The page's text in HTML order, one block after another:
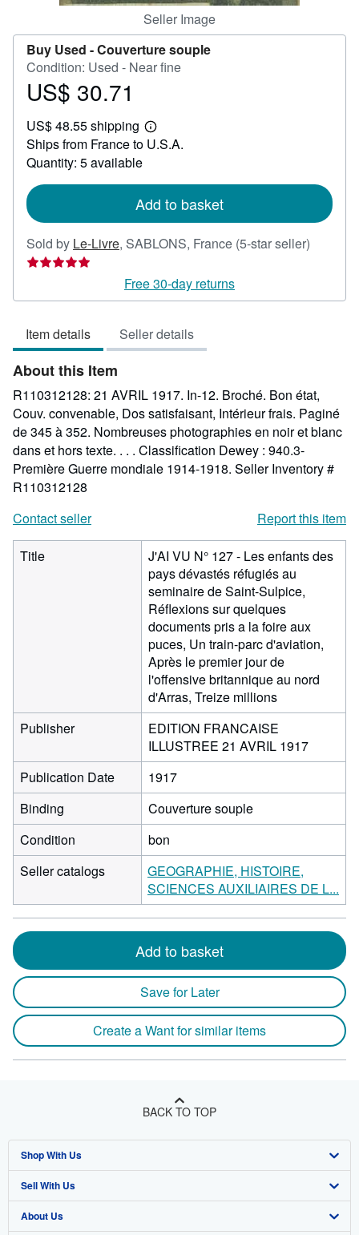
Seller Image
Buy Used -Couverture souple
Condition: Used - Near fine
Price
30.71
US$ 30.71
US$ 48.55 shipping
Learn
more
Ships from France to U.S.A.
Quantity: 5 available
Add to basket
Sold by Le-Livre, SABLONS, France (5-star seller)
out
Free 30-day returns
Item details Seller details
About this Item
R110312128: 21 AVRIL 1917. In-12. Broché. Bon état,
Couv. convenable, Dos satisfaisant, Intérieur frais. Paginé
de 345 à 352. Nombreuses photographies en noir et blanc
dans et hors texte. . . . Classification Dewey : 940.3-
Première Guerre mondiale 1914-1918. Seller Inventory #
R110312128
Contact seller
Report this item
Title
J'AI VU N° 127 - Les enfants des
pays dévastés réfugiés au
seminaire de Saint-Sulpice,
Réflexions sur quelques
documents pris a la foire aux
puces, Un train-parc d'aviation,
Après le premier jour de
l'offensive britannique au nord
d'Arras, Treize millions
Publisher
EDITION FRANCAISE
ILLUSTREE 21 AVRIL 1917
Publication Date
1917
Binding
Couverture souple
Condition
bon
Seller catalogs
GEOGRAPHIE, HISTOIRE,
SCIENCES AUXILIAIRES DE L...
Add to basket
Save for Later
Create a Want for similar items
BACK TO TOP
Shop With Us
Advanced Search
Browse Collections
Sell With Us
Start Selling
About Us